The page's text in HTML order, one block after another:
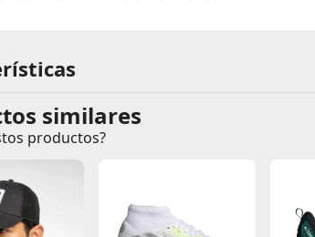
similares
productos?